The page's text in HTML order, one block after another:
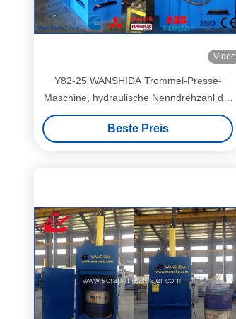
Video
Y82-25 WANSHIDA Trommel-Presse-
Maschine, hydraulische Nenndrehzahl der
Metallballenpresse1460 U/min
Beste Preis